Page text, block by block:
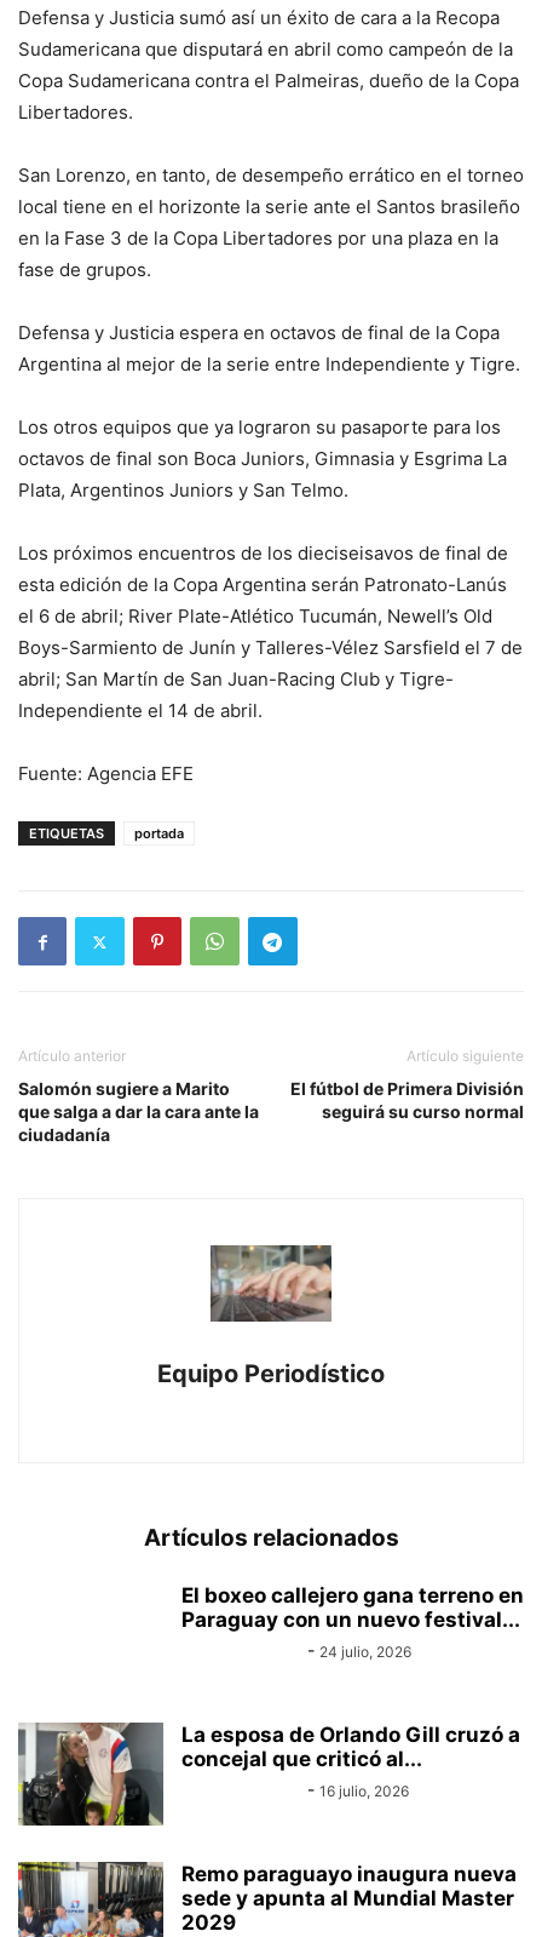
Defensa y Justicia sumó así un éxito de cara a la Recopa
Sudamericana que disputará en abril como campeón de la
Copa Sudamericana contra el Palmeiras, dueño de la Copa
Libertadores.
San Lorenzo, en tanto, de desempeño errático en el torneo
local tiene en el horizonte la serie ante el Santos brasileño
en la Fase 3 de la Copa Libertadores por una plaza en la
fase de grupos.
Defensa y Justicia espera en octavos de final de la Copa
Argentina al mejor de la serie entre Independiente y Tigre.
Los otros equipos que ya lograron su pasaporte para los
octavos de final son Boca Juniors, Gimnasia y Esgrima La
Plata, Argentinos Juniors y San Telmo.
Los próximos encuentros de los dieciseisavos de final de
esta edición de la Copa Argentina serán Patronato-Lanús
el 6 de abril; River Plate-Atlético Tucumán, Newell’s Old
Boys-Sarmiento de Junín y Talleres-Vélez Sarsfield el 7 de
abril; San Martín de San Juan-Racing Club y Tigre-
Independiente el 14 de abril.
Fuente: Agencia EFE
ETIQUETAS portada
Artículo anterior
Salomón sugiere a Marito
que salga a dar la cara ante la
ciudadanía
Artículo siguiente
El fútbol de Primera División
seguirá su curso normal
Equipo Periodístico
Artículos relacionados
El boxeo callejero gana terreno en
Paraguay con un nuevo festival...
- 24 julio, 2026
La esposa de Orlando Gill cruzó a
concejal que criticó al...
- 16 julio, 2026
Remo paraguayo inaugura nueva
sede y apunta al Mundial Master
2029